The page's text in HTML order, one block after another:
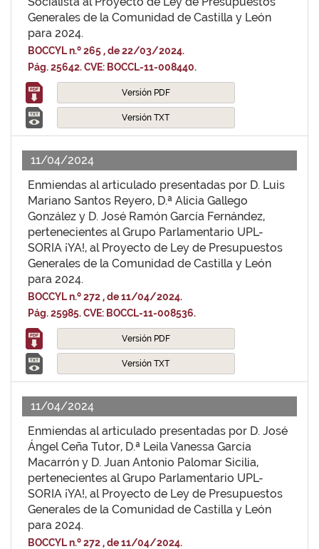
Generales de la Comunidad de Castilla y León
para 2024.
BOCCYL n.º 265 , de 22/03/2024.
Pág. 25642. CVE: BOCCL-11-008440.
Versión PDF
Versión TXT
11/04/2024
Enmiendas al articulado presentadas por D. Luis
Mariano Santos Reyero, D.ª Alicia Gallego
González y D. José Ramón García Fernández,
pertenecientes al Grupo Parlamentario UPL-
SORIA ¡YA!, al Proyecto de Ley de Presupuestos
Generales de la Comunidad de Castilla y León
para 2024.
BOCCYL n.º 272 , de 11/04/2024.
Pág. 25985. CVE: BOCCL-11-008536.
Versión PDF
Versión TXT
11/04/2024
Enmiendas al articulado presentadas por D. José
Ángel Ceña Tutor, D.ª Leila Vanessa García
Macarrón y D. Juan Antonio Palomar Sicilia,
pertenecientes al Grupo Parlamentario UPL-
SORIA ¡YA!, al Proyecto de Ley de Presupuestos
Generales de la Comunidad de Castilla y León
para 2024.
BOCCYL n.º 272 , de 11/04/2024.